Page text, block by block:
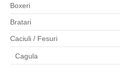
Boxeri
Bratari
Caciuli / Fesuri
Cagula